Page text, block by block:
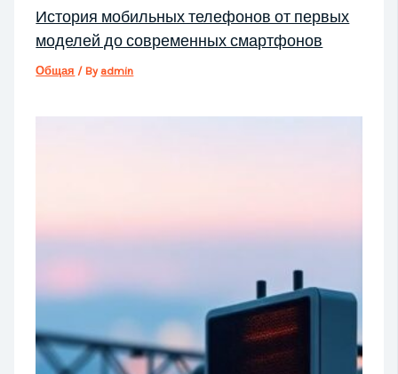
История мобильных телефонов от первых
моделей до современных смартфонов
Общая / By admin